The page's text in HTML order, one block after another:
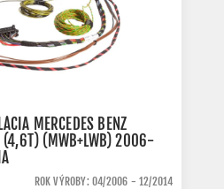
MERCEDES BENZ
(4,6T) (MWB+LWB) 2006-
ROK VÝROBY: 04/2006 - 12/2014